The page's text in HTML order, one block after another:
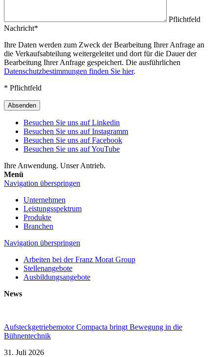
Pflichtfeld
Nachricht*
Ihre Daten werden zum Zweck der Bearbeitung Ihrer Anfrage an
die Verkaufsabteilung weitergeleitet und dort für die Dauer der
Bearbeitung Ihrer Anfrage gespeichert. Die ausführlichen
Datenschutzbestimmungen finden Sie hier.
* Pflichtfeld
Absenden
Besuchen Sie uns auf Linkedin
Besuchen Sie uns auf Instagramm
Besuchen Sie uns auf Facebook
Besuchen Sie uns auf YouTube
Ihre Anwendung. Unser Antrieb.
Menü
Navigation überspringen
Unternehmen
Leistungsspektrum
Produkte
Branchen
Navigation überspringen
Arbeiten bei der Franz Morat Group
Stellenangebote
Ausbildungsangebote
News
Aufsteckgetriebemotor Compacta bringt Bewegung in die
Bühnentechnik
31. Juli 2026